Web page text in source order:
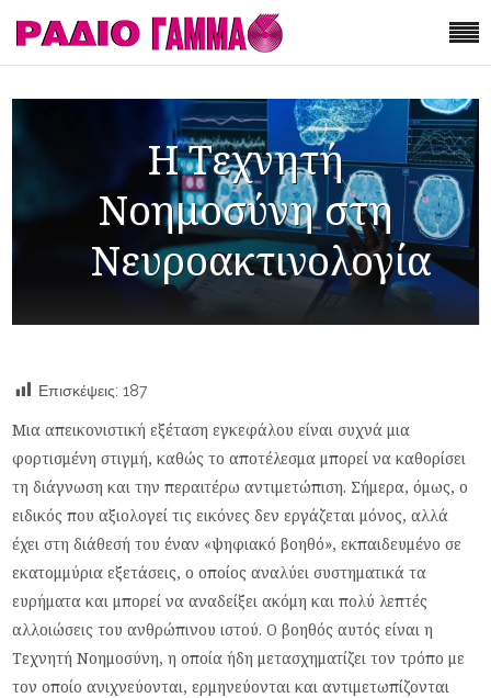
Η Τεχνητή
Νοημοσύνη στη
Νευροακτινολογία
Επισκέψεις: 187
Μια απεικονιστική εξέταση εγκεφάλου είναι συχνά μια
φορτισμένη στιγμή, καθώς το αποτέλεσμα μπορεί να καθορίσει
τη διάγνωση και την περαιτέρω αντιμετώπιση. Σήμερα, όμως, ο
ειδικός που αξιολογεί τις εικόνες δεν εργάζεται μόνος, αλλά
έχει στη διάθεσή του έναν «ψηφιακό βοηθό», εκπαιδευμένο σε
εκατομμύρια εξετάσεις, ο οποίος αναλύει συστηματικά τα
ευρήματα και μπορεί να αναδείξει ακόμη και πολύ λεπτές
αλλοιώσεις του ανθρώπινου ιστού. Ο βοηθός αυτός είναι η
Τεχνητή Νοημοσύνη, η οποία ήδη μετασχηματίζει τον τρόπο με
τον οποίο ανιχνεύονται, ερμηνεύονται και αντιμετωπίζονται